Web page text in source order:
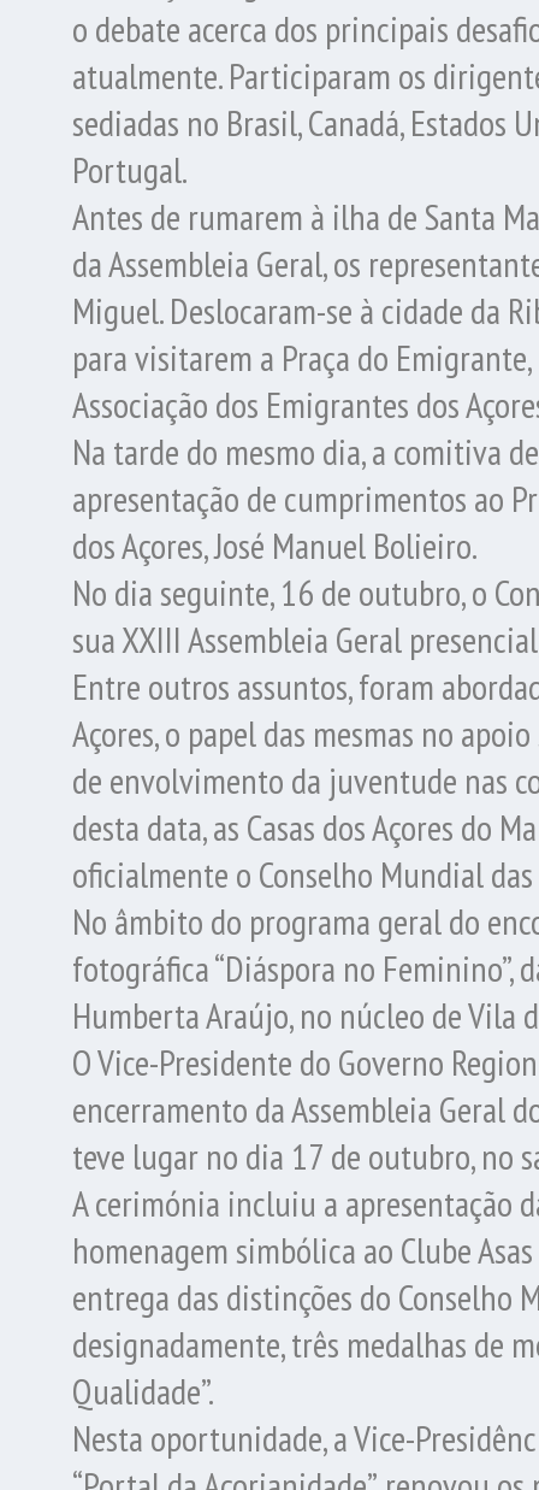
o debate acerca dos principais
atualmente. Participaram os
sediadas no Brasil, Canadá, Estados
Portugal.
Antes de rumarem à ilha de Santa
da Assembleia Geral, os
Miguel. Deslocaram-se à cidade da
para visitarem a Praça do
Associação dos Emigrantes dos
Na tarde do mesmo dia, a comitiva
apresentação de cumprimentos ao
dos Açores, José Manuel Bolieiro.
No dia seguinte, 16 de outubro, o
sua XXIII Assembleia Geral
Entre outros assuntos, foram
Açores, o papel das mesmas no
de envolvimento da juventude nas
desta data, as Casas dos Açores do
oficialmente o Conselho Mundial das
No âmbito do programa geral do
fotográfica “Diáspora no
Humberta Araújo, no núcleo de Vila
O Vice-Presidente do Governo
encerramento da Assembleia Geral
teve lugar no dia 17 de outubro, no
A cerimónia incluiu a apresentação
homenagem simbólica ao Clube
entrega das distinções do Conselho
designadamente, três medalhas de
Qualidade”.
Nesta oportunidade, a Vice-